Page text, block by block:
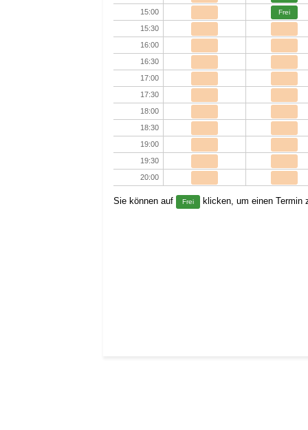
15:00 Frei
15:30
16:00
16:30
17:00
17:30
18:00
18:30
19:00
19:30
20:00
Sie können auf Frei klicken, um einen Termin